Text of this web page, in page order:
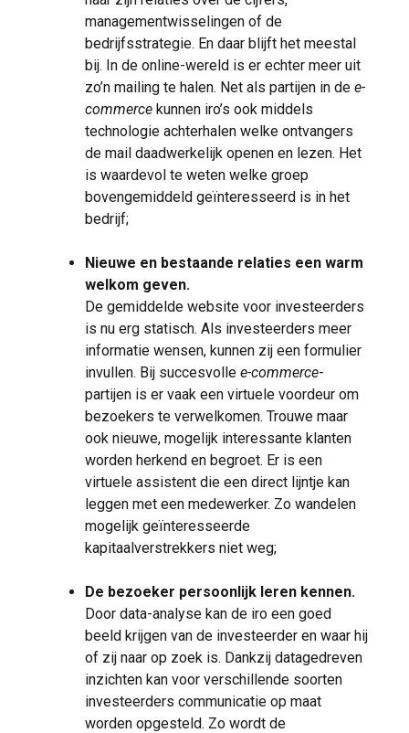
managementwisselingen of de
bedrijfsstrategie. En daar blijft het meestal
bij. In de online-wereld is er echter meer uit
zo’n mailing te halen. Net als partijen in de e-
commerce kunnen iro’s ook middels
technologie achterhalen welke ontvangers
de mail daadwerkelijk openen en lezen. Het
is waardevol te weten welke groep
bovengemiddeld geïnteresseerd is in het
bedrijf;
Nieuwe en bestaande relaties een warm
welkom geven.
De gemiddelde website voor investeerders
is nu erg statisch. Als investeerders meer
informatie wensen, kunnen zij een formulier
invullen. Bij succesvolle e-commerce-
partijen is er vaak een virtuele voordeur om
bezoekers te verwelkomen. Trouwe maar
ook nieuwe, mogelijk interessante klanten
worden herkend en begroet. Er is een
virtuele assistent die een direct lijntje kan
leggen met een medewerker. Zo wandelen
mogelijk geïnteresseerde
kapitaalverstrekkers niet weg;
De bezoeker persoonlijk leren kennen.
Door data-analyse kan de iro een goed
beeld krijgen van de investeerder en waar hij
of zij naar op zoek is. Dankzij datagedreven
inzichten kan voor verschillende soorten
investeerders communicatie op maat
worden opgesteld. Zo wordt de